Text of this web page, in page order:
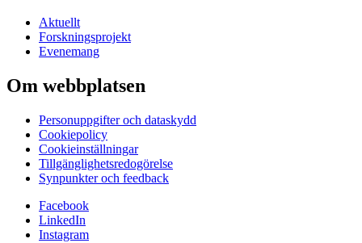
Aktuellt
Forskningsprojekt
Evenemang
Om webbplatsen
Personuppgifter och dataskydd
Cookiepolicy
Cookieinställningar
Tillgänglighetsredogörelse
Synpunkter och feedback
Facebook
LinkedIn
Instagram